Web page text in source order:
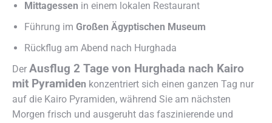
Mittagessen in einem lokalen Restaurant
Führung im Großen Ägyptischen Museum
Rückflug am Abend nach Hurghada
Der Ausflug 2 Tage von Hurghada nach Kairo
mit Pyramiden konzentriert sich einen ganzen Tag nur
auf die Kairo Pyramiden, während Sie am nächsten
Morgen frisch und ausgeruht das faszinierende und